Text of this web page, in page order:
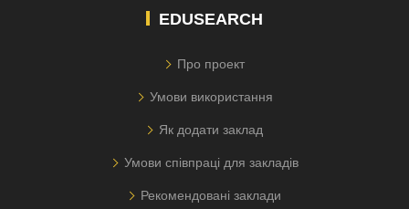
EDUSEARCH
Про проект
Умови використання
Як додати заклад
Умови співпраці для закладів
Рекомендовані заклади